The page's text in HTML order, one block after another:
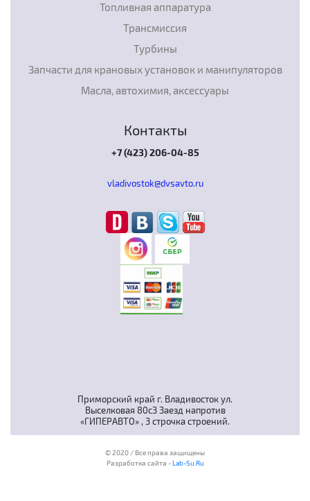
Приморский край г. Владивосток ул.
Выселковая 80с3 Заезд напротив
«ГИПЕРАВТО» , 3 строчка строений.
© 2020 / Все права защищены
Разработка сайта -Lab-Su.Ru
Топливная аппаратура
Трансмиссия
Турбины
Запчасти для крановых установок и манипуляторов
Масла, автохимия, аксессуары
Контакты
+7 (423) 206-04-85
vladivostok@dvsavto.ru